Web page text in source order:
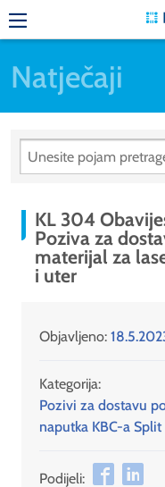
Natječaji
KL 304
Poziva za
materijal za
i uter
Objavljeno:
Kategorija:
Pozivi za dostavu
naputka KBC-a Split
Podijeli: